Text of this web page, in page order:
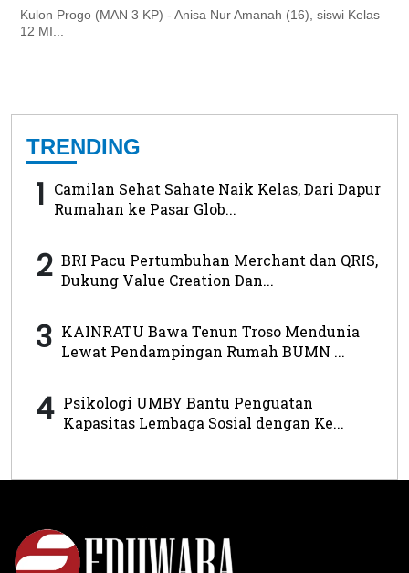
Kulon Progo (MAN 3 KP) - Anisa Nur Amanah (16), siswi Kelas
12 MI...
TRENDING
1 Camilan Sehat Sahate Naik Kelas, Dari Dapur
Rumahan ke Pasar Glob...
2 BRI Pacu Pertumbuhan Merchant dan QRIS,
Dukung Value Creation Dan...
3 KAINRATU Bawa Tenun Troso Mendunia
Lewat Pendampingan Rumah BUMN ...
4 Psikologi UMBY Bantu Penguatan
Kapasitas Lembaga Sosial dengan Ke...